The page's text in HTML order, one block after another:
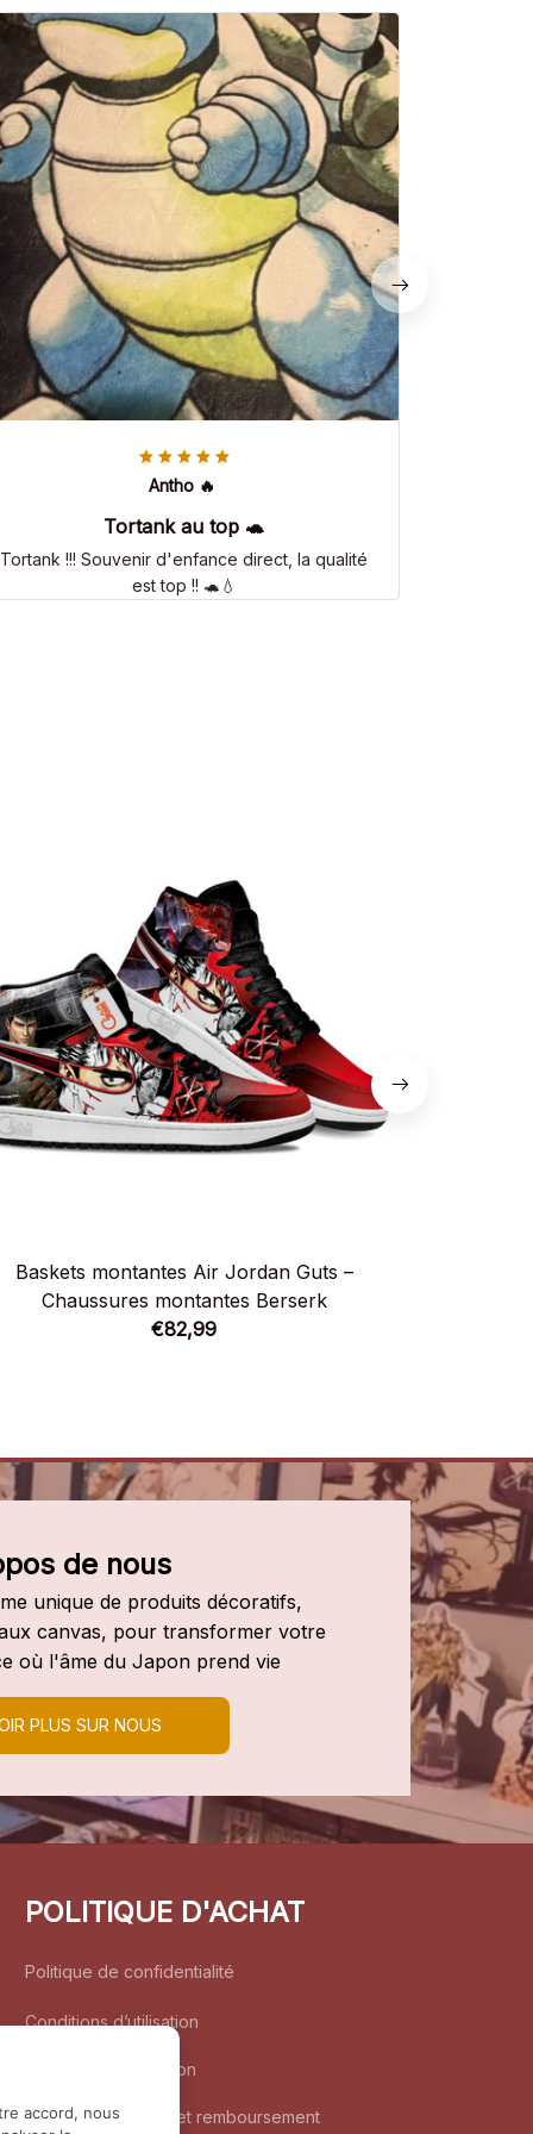
Antho 🔥
Tortank au top 🐢
Tortank !!! Souvenir d'enfance direct, la qualité
est top !! 🐢💧
Baskets montantes Air Jordan Guts –
Chaussures montantes Berserk
€82,99
de nous
unique de produits décoratifs,
canvas, pour transformer votre
où l'âme du Japon prend vie
PLUS SUR NOUS
POLITIQUE D'ACHAT
Politique de confidentialité
Conditions d’utilisation
Politique d’expédition
Politique de retour et remboursement
accord, nous